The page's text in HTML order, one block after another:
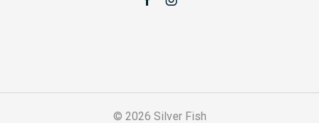
FacebookInstagram
© 2026 Silver Fish